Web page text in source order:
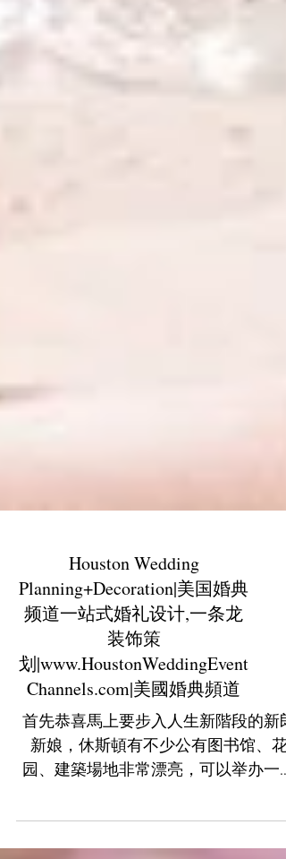
Houston Wedding
Planning+Decoration|美国婚典
频道一站式婚礼设计,一条龙
装饰策
划|www.HoustonWeddingEvent
Channels.com|美國婚典頻道
首先恭喜馬上要步入人生新階段的新郎
园、建築場地非常漂亮，可以举办一场